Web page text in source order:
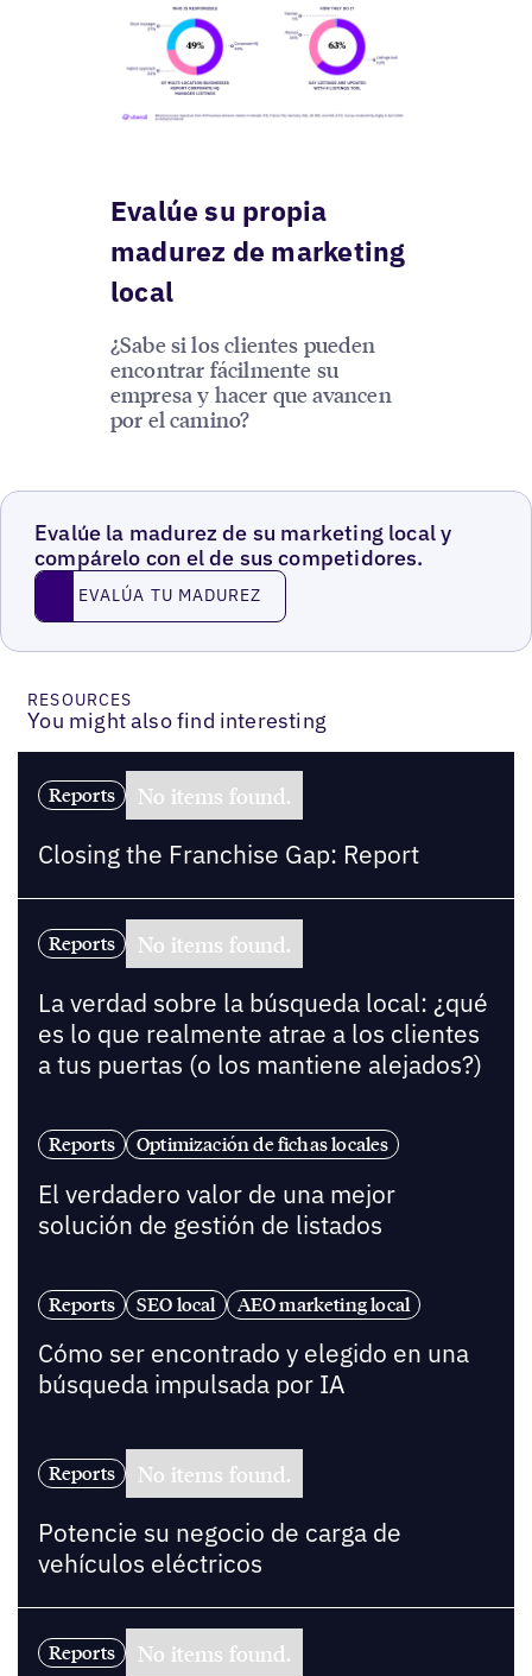
Evalúe su propia
madurez de marketing
local
¿Sabe si los clientes pueden
encontrar fácilmente su
empresa y hacer que avancen
por el camino?
Evalúe la madurez de su marketing local y
compárelo con el de sus competidores.
EVALÚA TU MADUREZ
EVALÚA TU MADUREZ
RESOURCES
You might also find interesting
Reports No items found.
Closing the Franchise Gap: Report
Reports No items found.
La verdad sobre la búsqueda local: ¿qué
es lo que realmente atrae a los clientes
a tus puertas (o los mantiene alejados?)
Reports Optimización de fichas locales
El verdadero valor de una mejor
solución de gestión de listados
Reports SEO local AEO marketing local
Cómo ser encontrado y elegido en una
búsqueda impulsada por IA
Reports No items found.
Potencie su negocio de carga de
vehículos eléctricos
Reports No items found.